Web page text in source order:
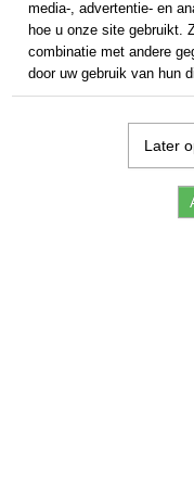
media-, advertentie- en
hoe u onze site gebruikt.
combinatie met andere
door uw gebruik van hun
Later